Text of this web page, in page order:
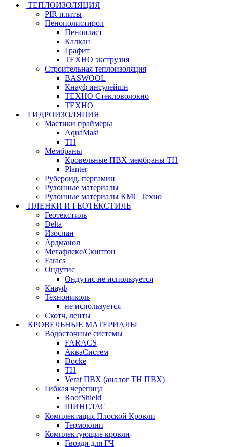
ТЕПЛОИЗОЛЯЦИЯ
PIR плиты
Пенополистирол
Пенопласт
Калкан
Графит
ТЕХНО экструзия
Строительная теплоизоляция
BASWOOL
Кнауф инсулейшн
ТЕХНО Стекловолокно
ТЕХНО
ГИДРОИЗОЛЯЦИЯ
Мастики праймеры
AquaMast
ТН
Мембраны
Кровельные ПВХ мембраны ТН
Planter
Рубероид, пергамин
Рулонные материалы
Рулонные материалы КМС Техно
ПЛЕНКИ И ГЕОТЕКСТИЛЬ
Геотекстиль
Delta
Изоспан
Ардманол
Мегафлекс/Скиптон
Faracs
Ондутис
Ондутис не используется
Кнауф
Технониколь
не используется
Скотч, ленты
КРОВЕЛЬНЫЕ МАТЕРИАЛЫ
Водосточные системы
FARACS
АкваСистем
Docke
ТН
Verat ПВХ (аналог ТН ПВХ)
Гибкая черепица
RoofShield
ШИНГЛАС
Комплектация Плоской Кровли
Термоклип
Комплектующие кровли
Гвозди для ГЧ